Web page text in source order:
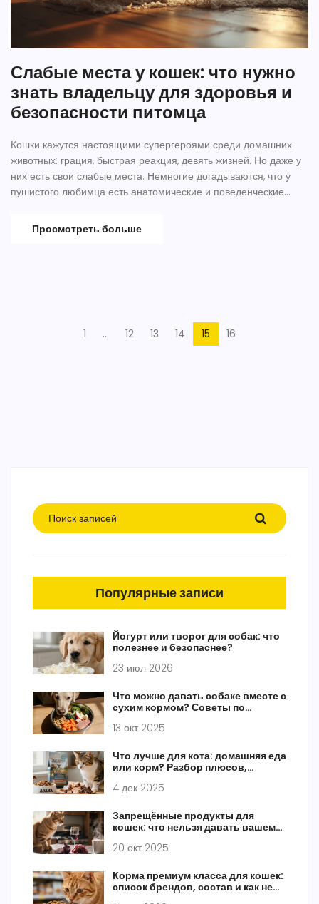
Слабые места у кошек: что нужно
знать владельцу для здоровья и
безопасности питомца
Кошки кажутся настоящими супергероями среди домашних
животных: грация, быстрая реакция, девять жизней. Но даже у
них есть свои слабые места. Немногие догадываются, что у
пушистого любимца есть анатомические и поведенческие
действительно уязвима, как это проявляется в быту и что надо
знать, чтобы ваш мурлыка чувствовал себя всегда отлично.
Просмотреть больше
1 … 12 13 14 15 16
Популярные записи
Йогурт или творог для собак: что
полезнее и безопаснее?
23 июл 2026
Что можно давать собаке вместе с
сухим кормом? Советы по
13 окт 2025
Что лучше для кота: домашняя еда
или корм? Разбор плюсов,
4 дек 2025
Запрещённые продукты для
кошек: что нельзя давать вашему
20 окт 2025
Корма премиум класса для кошек:
список брендов, состав и как не